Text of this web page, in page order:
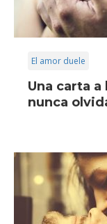
El amor duele
Una carta
nunca